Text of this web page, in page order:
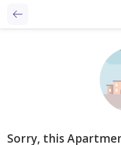
Sorry, this